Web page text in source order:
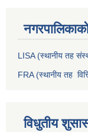
LISA (स्थानीय तह
FRA (स्थानीय तह
विधुतीय